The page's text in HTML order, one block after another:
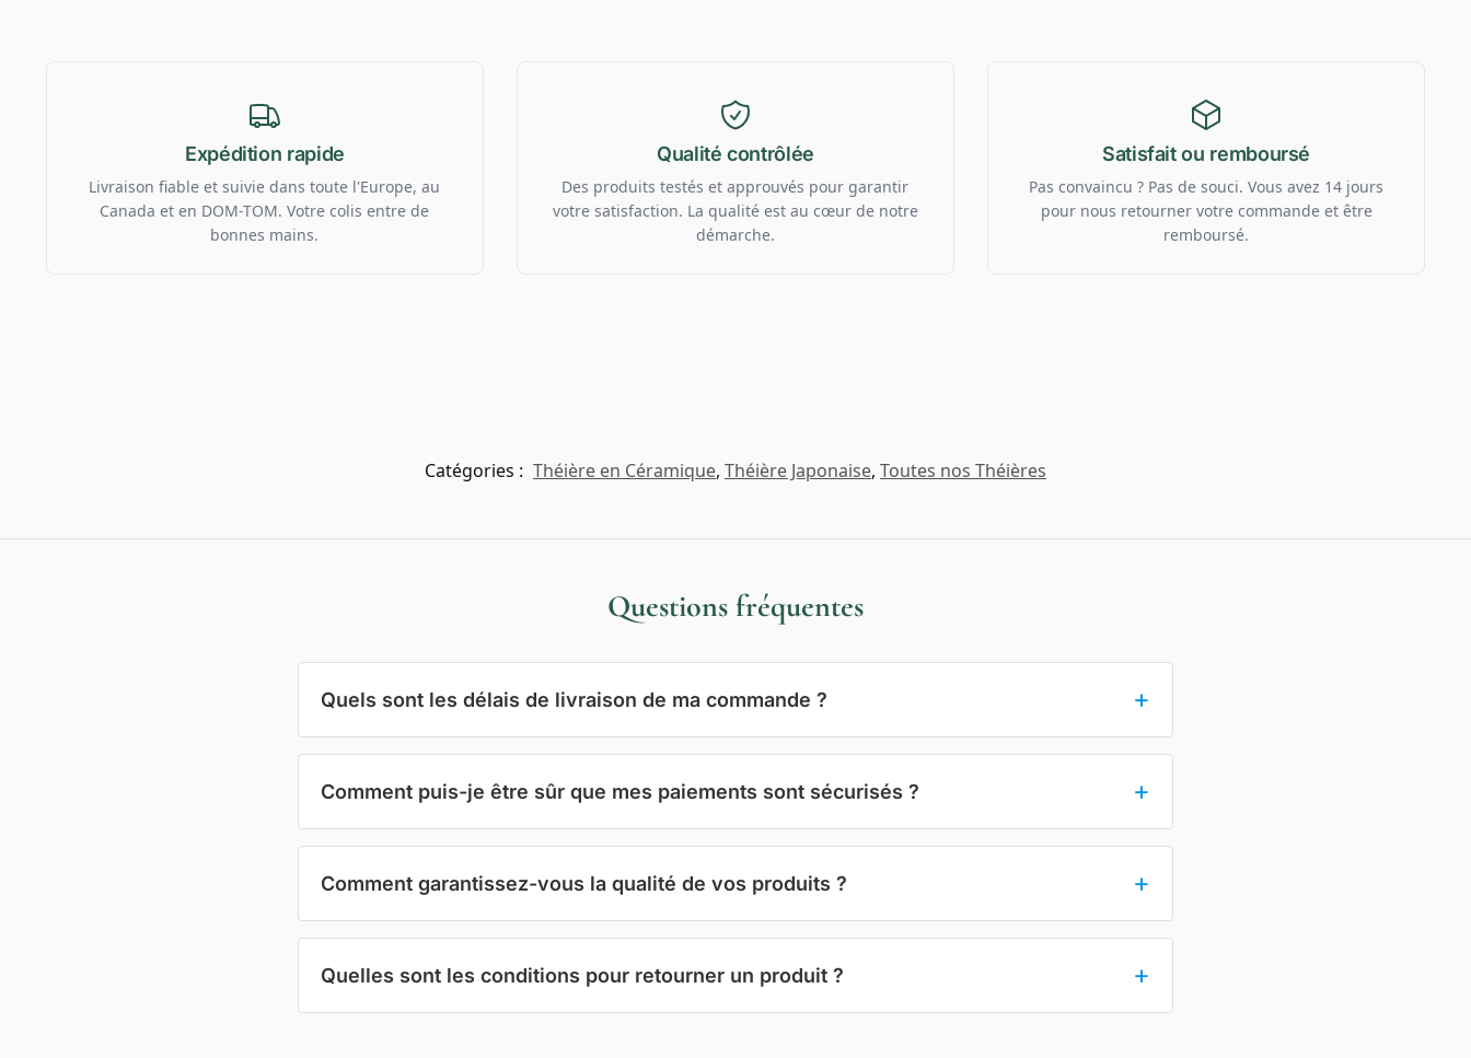
Expédition rapide
Livraison fiable et suivie dans toute l'Europe, au
Canada et en DOM-TOM. Votre colis entre de
bonnes mains.
Qualité contrôlée
Des produits testés et approuvés pour garantir
votre satisfaction. La qualité est au cœur de notre
démarche.
Satisfait ou remboursé
Pas convaincu ? Pas de souci. Vous avez 14 jours
pour nous retourner votre commande et être
remboursé.
Catégories : Théière en Céramique, Théière Japonaise, Toutes nos Théières
Questions fréquentes
Quels sont les délais de livraison de ma commande ?
Comment puis-je être sûr que mes paiements sont sécurisés ?
Comment garantissez-vous la qualité de vos produits ?
Quelles sont les conditions pour retourner un produit ?